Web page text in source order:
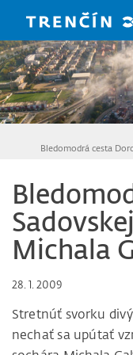
Bledomodrá cesta
Michala
28. 1. 2009
Stretnúť svorku
nechať sa upútať